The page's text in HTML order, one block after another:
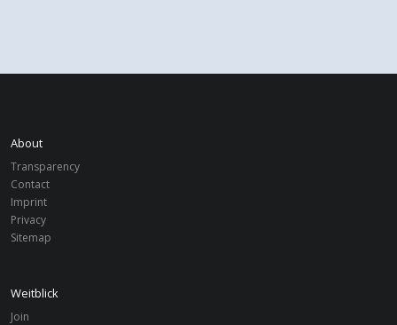
About
Transparency
Contact
Imprint
Privacy
Sitemap
Weitblick
Join